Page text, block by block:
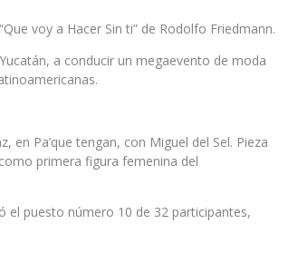
voy a Hacer Sin ti” de Rodolfo Friedmann.
a conducir un megaevento de moda
en Pa’que tengan, con Miguel del Sel. Pieza
primera figura femenina del
el puesto número 10 de 32 participantes,